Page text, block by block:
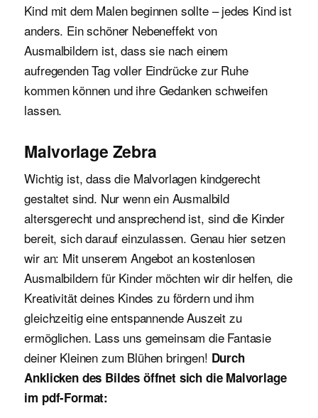
Kind mit dem Malen beginnen sollte – jedes Kind ist
anders. Ein schöner Nebeneffekt von
Ausmalbildern ist, dass sie nach einem
aufregenden Tag voller Eindrücke zur Ruhe
kommen können und ihre Gedanken schweifen
lassen.
Malvorlage Zebra
Wichtig ist, dass die Malvorlagen kindgerecht
gestaltet sind. Nur wenn ein Ausmalbild
altersgerecht und ansprechend ist, sind die Kinder
bereit, sich darauf einzulassen. Genau hier setzen
wir an: Mit unserem Angebot an kostenlosen
Ausmalbildern für Kinder möchten wir dir helfen, die
Kreativität deines Kindes zu fördern und ihm
gleichzeitig eine entspannende Auszeit zu
ermöglichen. Lass uns gemeinsam die Fantasie
deiner Kleinen zum Blühen bringen! Durch
Anklicken des Bildes öffnet sich die Malvorlage
im pdf-Format: